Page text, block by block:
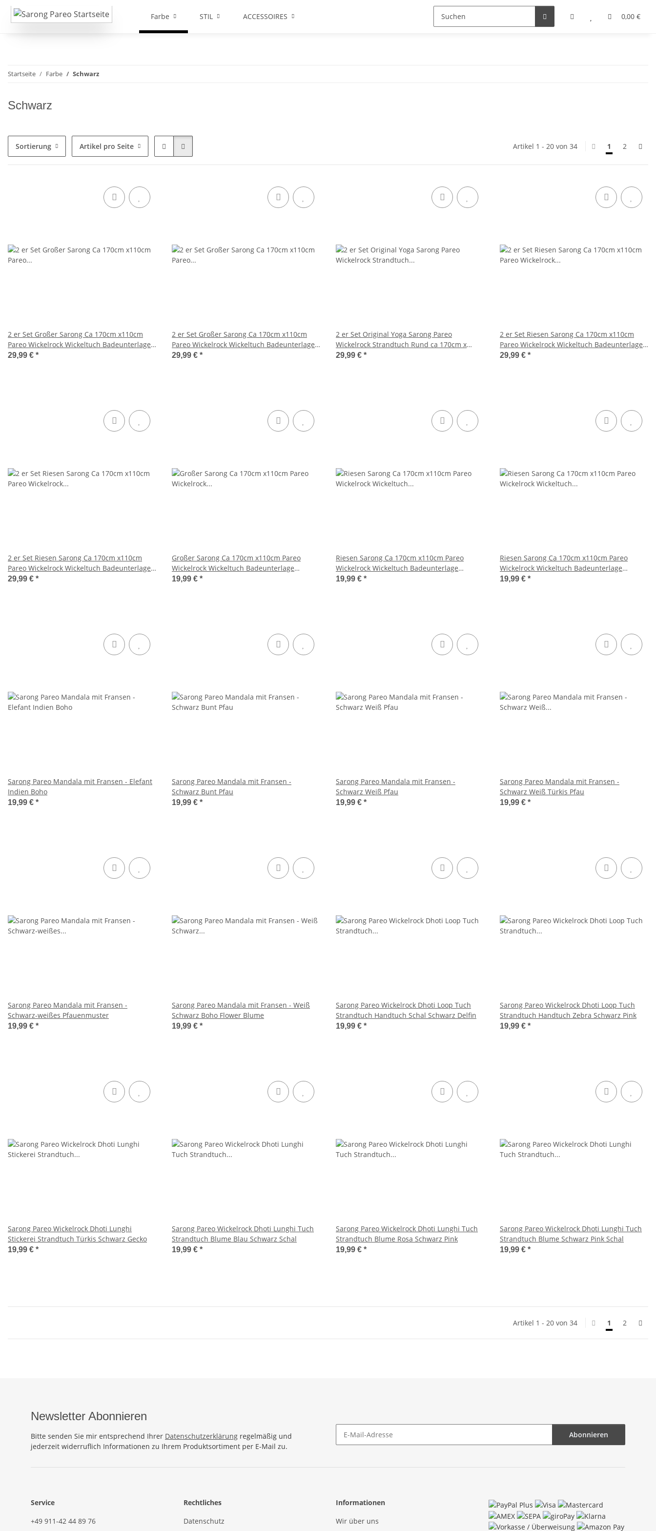
0,00 €
Farbe STIL ACCESSOIRES
Startseite Farbe Schwarz
Schwarz
Sortierung Artikel pro Seite Artikel 1 - 20 von 34 1 2
2 er Set Großer Sarong Ca 170cm x110cm
Pareo Wickelrock Wickeltuch Badeunterlage
Saunatuch Schal Loop Wickeltuch Wickelkleid
29,99 € *
2 er Set Großer Sarong Ca 170cm x110cm
Pareo Wickelrock Wickeltuch Badeunterlage
Saunatuch Schal Loop Wickeltuch Wickelkleid
29,99 € *
2 er Set Original Yoga Sarong Pareo
Wickelrock Strandtuch Rund ca 170cm x
1110cm Handtuch Schal Kleid Wickeltuch
29,99 € *
2 er Set Riesen Sarong Ca 170cm x110cm
Pareo Wickelrock Wickeltuch Badeunterlage
Saunatuch Schal Loop Wickeltuch Wickelkleid
29,99 € *
2 er Set Riesen Sarong Ca 170cm x110cm
Pareo Wickelrock Wickeltuch Badeunterlage
Saunatuch Schal Loop Wickeltuch Wickelkleid
29,99 € *
Großer Sarong Ca 170cm x110cm Pareo
Wickelrock Wickeltuch Badeunterlage
Saunatuch Schal Loop Wickeltuch Wickelkleid
19,99 € *
Riesen Sarong Ca 170cm x110cm Pareo
Wickelrock Wickeltuch Badeunterlage
Saunatuch Schal Loop Wickeltuch Wickelkleid
19,99 € *
Riesen Sarong Ca 170cm x110cm Pareo
Wickelrock Wickeltuch Badeunterlage
Saunatuch Schal Loop Wickeltuch Wickelkleid
19,99 € *
Sarong Pareo Mandala mit Fransen - Elefant
Indien Boho
19,99 € *
Sarong Pareo Mandala mit Fransen -
Schwarz Bunt Pfau
19,99 € *
Sarong Pareo Mandala mit Fransen -
Schwarz Weiß Pfau
19,99 € *
Sarong Pareo Mandala mit Fransen -
Schwarz Weiß Türkis Pfau
19,99 € *
Sarong Pareo Mandala mit Fransen -
Schwarz-weißes Pfauenmuster
19,99 € *
Sarong Pareo Mandala mit Fransen - Weiß
Schwarz Boho Flower Blume
19,99 € *
Sarong Pareo Wickelrock Dhoti Loop Tuch
Strandtuch Handtuch Schal Schwarz Delfin
19,99 € *
Sarong Pareo Wickelrock Dhoti Loop Tuch
Strandtuch Handtuch Zebra Schwarz Pink
19,99 € *
Sarong Pareo Wickelrock Dhoti Lunghi
Stickerei Strandtuch Türkis Schwarz Gecko
19,99 € *
Sarong Pareo Wickelrock Dhoti Lunghi Tuch
Strandtuch Blume Blau Schwarz Schal
19,99 € *
Sarong Pareo Wickelrock Dhoti Lunghi Tuch
Strandtuch Blume Rosa Schwarz Pink
19,99 € *
Sarong Pareo Wickelrock Dhoti Lunghi Tuch
Strandtuch Blume Schwarz Pink Schal
19,99 € *
Artikel 1 - 20 von 34 1 2
Newsletter Abonnieren
Bitte senden Sie mir entsprechend Ihrer Datenschutzerklärung regelmäßig und
jederzeit widerruflich Informationen zu Ihrem Produktsortiment per E-Mail zu.
Abonnieren
Service
+49 911-42 44 89 76
Rechtliches
Datenschutz
Informationen
Wir über uns